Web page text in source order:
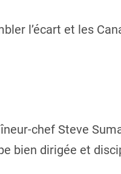
l’écart et les
chef Steve
bien dirigée et